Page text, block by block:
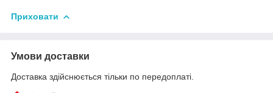
Приховати
Умови доставки
Доставка здійснюється тільки по передоплаті.